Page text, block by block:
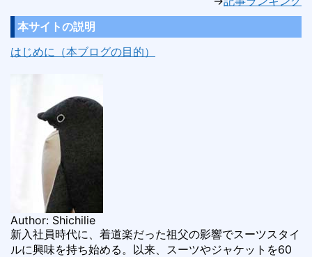
本サイトの説明
はじめに（本ブログの目的）
Author: Shichilie
新入社員時代に、着道楽だった祖父の影響でスーツスタイ
ルに興味を持ち始める。以来、スーツやジャケットを60